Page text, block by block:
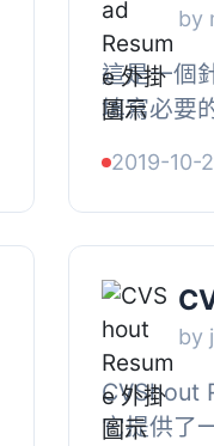
by
這是一個
填寫必要
2019-10-
by
CVShout
它提供了